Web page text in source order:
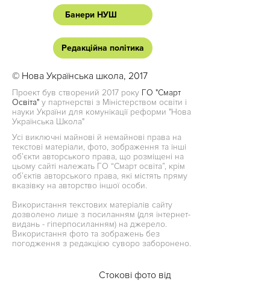
Банери НУШ
Редакційна політика
© Нова Українська школа, 2017
Проект був створений 2017 року ГО "Смарт
Освіта" у партнерстві з Міністерством освіти і
науки України для комунікації реформи "Нова
Українська Школа"
Усі виключні майнові й немайнові права на
текстові матеріали, фото, зображення та інші
об’єкти авторського права, що розміщені на
цьому сайті належать ГО “Смарт освіта”, крім
об’єктів авторського права, які містять пряму
вказівку на авторство іншої особи.
Використання текстових матеріалів сайту
дозволено лише з посиланням (для інтернет-
видань - гіперпосиланням) на джерело.
Використання фото та зображень без
погодження з редакцією суворо заборонено.
Стокові фото від